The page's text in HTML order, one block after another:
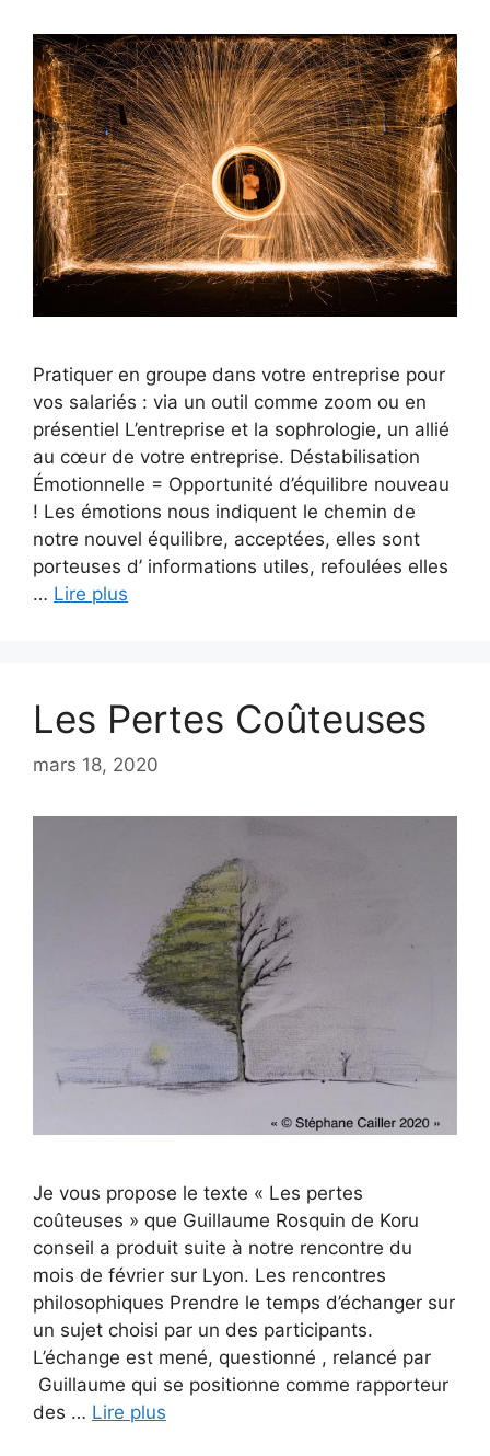
Pratiquer en groupe dans votre entreprise pour
vos salariés : via un outil comme zoom ou en
présentiel L’entreprise et la sophrologie, un allié
au cœur de votre entreprise. Déstabilisation
Émotionnelle = Opportunité d’équilibre nouveau
! Les émotions nous indiquent le chemin de
notre nouvel équilibre, acceptées, elles sont
porteuses d’ informations utiles, refoulées elles
… Lire plus
Les Pertes Coûteuses
mars 18, 2020
Je vous propose le texte « Les pertes
coûteuses » que Guillaume Rosquin de Koru
conseil a produit suite à notre rencontre du
mois de février sur Lyon. Les rencontres
philosophiques Prendre le temps d’échanger sur
un sujet choisi par un des participants.
L’échange est mené, questionné , relancé par
Guillaume qui se positionne comme rapporteur
des … Lire plus